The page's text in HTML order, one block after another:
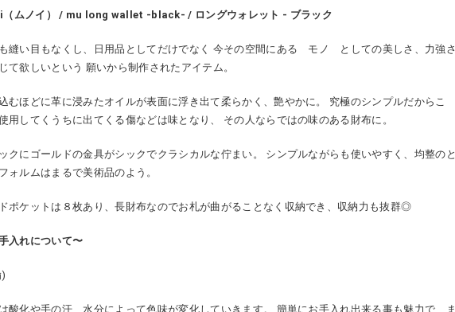
ムノイ） / mu long wallet -black- / ロングウォレット - ブラック
縫い目もなくし、日用品としてだけでなく 今その空間にある モノ としての美しさ、力強さ
て欲しいという 願いから制作されたアイテム。
むほどに革に浸みたオイルが表面に浮き出て柔らかく、艶やかに。 究極のシンプルだからこ
用してくうちに出てくる傷などは味となり、 その人ならではの味のある財布に。
クにゴールドの金具がシックでクラシカルな佇まい。 シンプルながらも使いやすく、均整のと
ォルムはまるで美術品のよう。
ポケットは８枚あり、長財布なのでお札が曲がることなく収納でき、収納力も抜群◎
入れについて〜
酸化や手の汗、水分によって色味が変化していきます。 簡単にお手入れ出来る事も魅力で、ま